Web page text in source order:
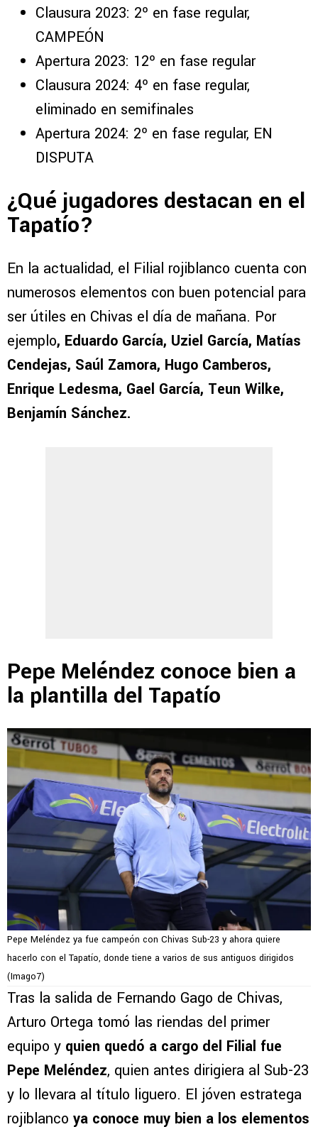
Clausura 2023: 2º en fase regular,
CAMPEÓN
Apertura 2023: 12º en fase regular
Clausura 2024: 4º en fase regular,
eliminado en semifinales
Apertura 2024: 2º en fase regular, EN
DISPUTA
¿Qué jugadores destacan en el
Tapatío?
En la actualidad, el Filial rojiblanco cuenta con
numerosos elementos con buen potencial para
ser útiles en Chivas el día de mañana. Por
ejemplo, Eduardo García, Uziel García, Matías
Cendejas, Saúl Zamora, Hugo Camberos,
Enrique Ledesma, Gael García, Teun Wilke,
Benjamín Sánchez.
Pepe Meléndez conoce bien a
la plantilla del Tapatío
Pepe Meléndez ya fue campeón con Chivas Sub-23 y ahora quiere
hacerlo con el Tapatío, donde tiene a varios de sus antiguos dirigidos
(Imago7)
Tras la salida de Fernando Gago de Chivas,
Arturo Ortega tomó las riendas del primer
equipo y quien quedó a cargo del Filial fue
Pepe Meléndez, quien antes dirigiera al Sub-23
y lo llevara al título liguero. El jóven estratega
rojiblanco ya conoce muy bien a los elementos